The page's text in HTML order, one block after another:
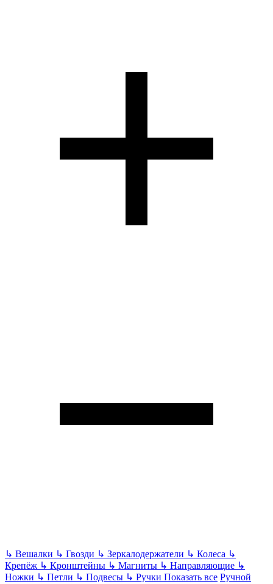
↳ Вешалки ↳ Гвозди ↳ Зеркалодержатели ↳ Колеса ↳
Крепёж ↳ Кронштейны ↳ Магниты ↳ Направляющие ↳
Ножки ↳ Петли ↳ Подвесы ↳ Ручки Показать все Ручной